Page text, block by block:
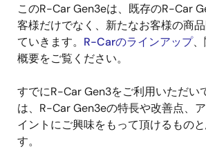
このR-Car Gen3eは、既存のR-Car
客様だけでなく、新たなお客様の商
ていきます。 R-Carのラインアップ
概要をご覧ください。
すでにR-Car Gen3をご利用いただい
は、R-Car Gen3eの特長や改善点、
イントにご興味をもって頂けるもの
す。